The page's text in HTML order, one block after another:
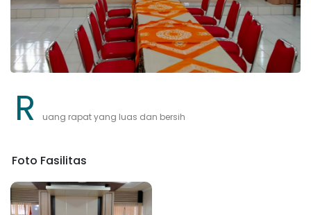
R uang rapat yang luas dan bersih
Foto Fasilitas